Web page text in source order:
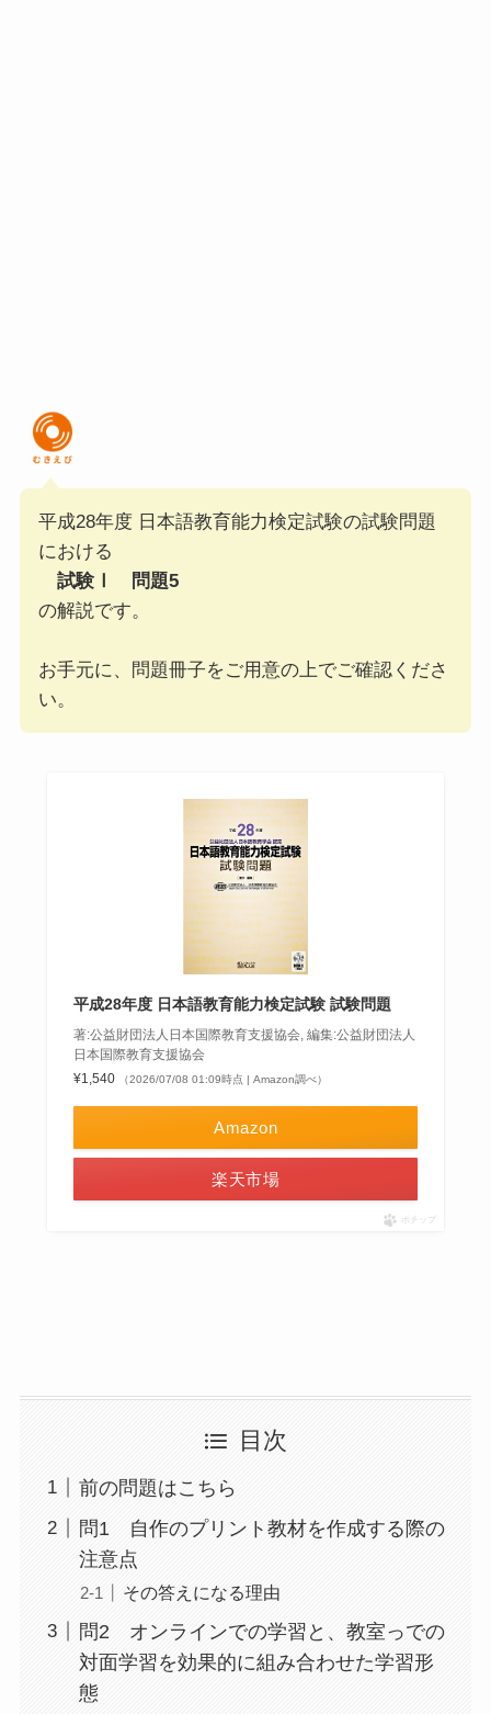
平成28年度 日本語教育能力検定試験の試験問題
における
試験Ⅰ 問題5
の解説です。
お手元に、問題冊子をご用意の上でご確認くださ
い。
平成28年度 日本語教育能力検定試験 試験問題
著:公益財団法人日本国際教育支援協会, 編集:公益財団法人
日本国際教育支援協会
¥1,540
（2026/07/08 01:09時点 | Amazon調べ）
Amazon
楽天市場
ポチップ
目次
前の問題はこちら
問1 自作のプリント教材を作成する際の
注意点
その答えになる理由
問2 オンラインでの学習と、教室っでの
対面学習を効果的に組み合わせた学習形
態